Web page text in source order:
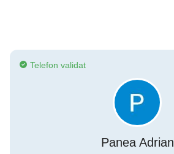
Telefon validat
Panea Adrian